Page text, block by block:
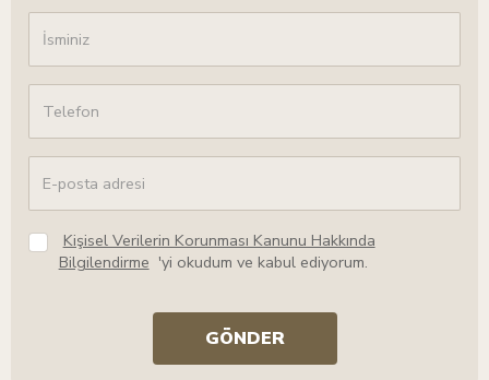
Kişisel Verilerin Korunması Kanunu Hakkında
Bilgilendirme 'yi okudum ve kabul ediyorum.
GÖNDER